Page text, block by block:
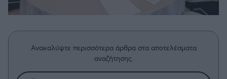
Άρης
Ανακαλύψτε περισσότερα άρθρα στα αποτελέσματα
αναζήτησης.